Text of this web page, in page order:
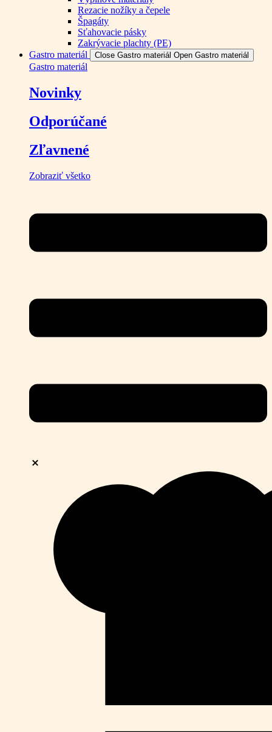
Rezacie nožíky a čepele
Špagáty
Sťahovacie pásky
Zakrývacie plachty (PE)
Gastro materiál
Close Gastro materiál Open Gastro materiál
Gastro materiál
Novinky
Odporúčané
Zľavnené
Zobraziť všetko